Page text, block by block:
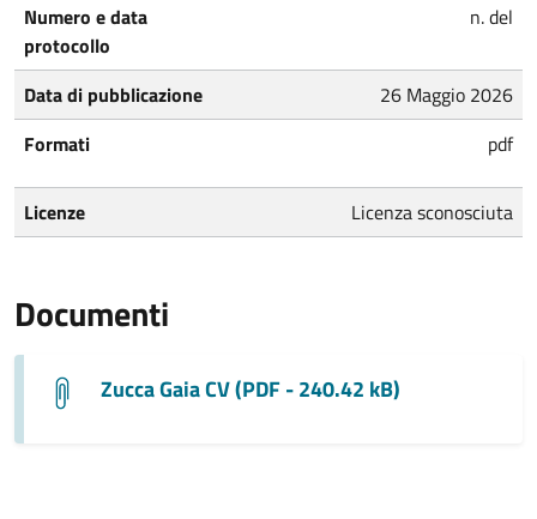
Numero e data
protocollo
n. del
Data di pubblicazione
26 Maggio 2026
Formati
pdf
Licenze Licenza sconosciuta
Documenti
Zucca Gaia CV (PDF - 240.42 kB)